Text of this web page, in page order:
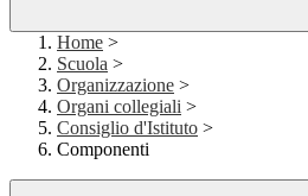
Home >
Scuola >
Organizzazione >
Organi collegiali >
Consiglio d'Istituto >
Componenti